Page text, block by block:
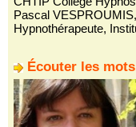
Pascal VESPROUMIS,
Hypnothérapeute,
Écouter les